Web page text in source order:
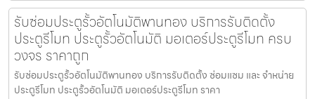
รับซ่อมประตูรั้วอัตโนมัติพานทอง บริการรับติดตั้ง
ประตูรีโมท ประตูรั้วอัตโนมัติ มอเตอร์ประตูรีโมท ครบ
วงจร ราคาถูก
รับซ่อมประตูรั้วอัตโนมัติพานทอง บริการรับติดตั้ง ซ่อมแซม และ จำหน่าย
ประตูรีโมท ประตูรั้วอัตโนมัติ มอเตอร์ประตูรีโมท ราคา